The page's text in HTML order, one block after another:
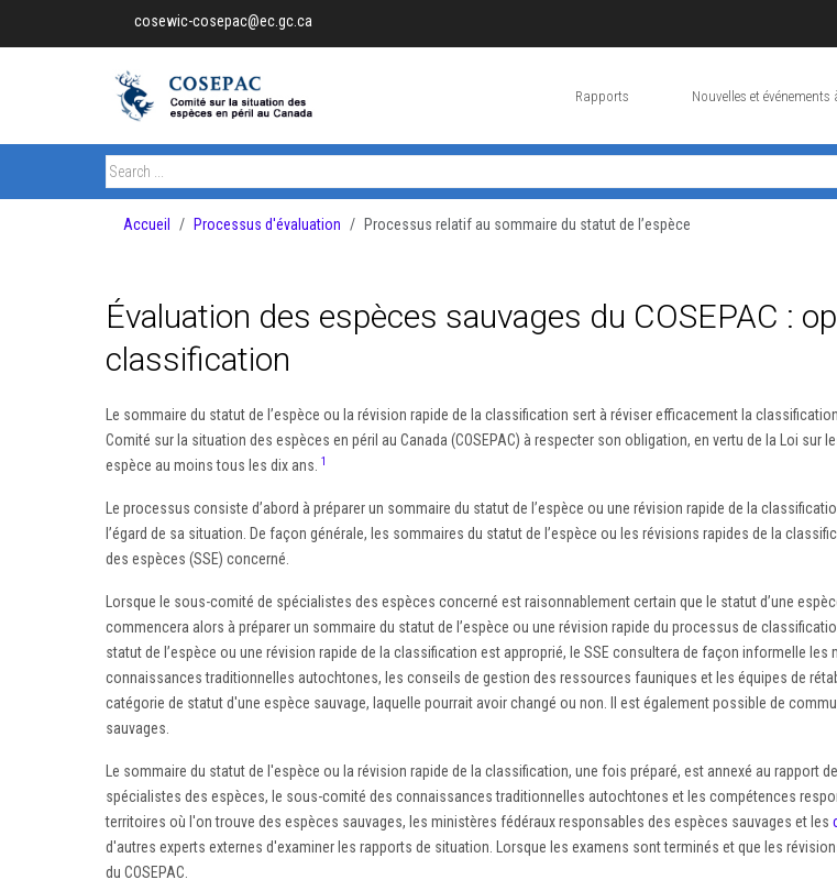
cosewic-cosepac@ec.gc.ca
Rapports Nouvelles et événements
Accueil Processus d'évaluation Processus relatif au sommaire du statut de l’espèce
Évaluation des espèces sauvages du COSEPAC :
classification
Le sommaire du statut de l’espèce ou la révision rapide de la classification sert à réviser efficacement la
Comité sur la situation des espèces en péril au Canada (COSEPAC) à respecter son obligation, en vertu de la Loi
espèce au moins tous les dix ans. 1
Le processus consiste d’abord à préparer un sommaire du statut de l’espèce ou une révision rapide de la
l’égard de sa situation. De façon générale, les sommaires du statut de l’espèce ou les révisions rapides de la
des espèces (SSE) concerné.
Lorsque le sous-comité de spécialistes des espèces concerné est raisonnablement certain que le statut d’une
commencera alors à préparer un sommaire du statut de l’espèce ou une révision rapide du processus de
statut de l’espèce ou une révision rapide de la classification est approprié, le SSE consultera de façon informelle
connaissances traditionnelles autochtones, les conseils de gestion des ressources fauniques et les équipes de
catégorie de statut d'une espèce sauvage, laquelle pourrait avoir changé ou non. Il est également possible de
sauvages.
Le sommaire du statut de l'espèce ou la révision rapide de la classification, une fois préparé, est annexé au
spécialistes des espèces, le sous-comité des connaissances traditionnelles autochtones et les compétences
territoires où l'on trouve des espèces sauvages, les ministères fédéraux responsables des espèces sauvages et les
d'autres experts externes d'examiner les rapports de situation. Lorsque les examens sont terminés et que les
du COSEPAC.